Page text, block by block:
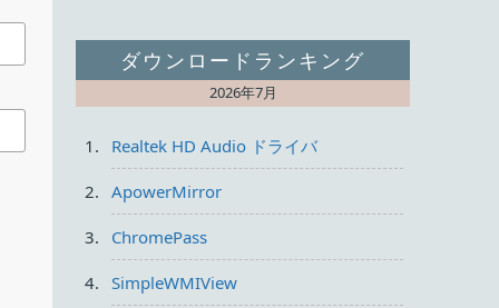
ダウンロードランキング
2026年7月
Realtek HD Audio ドライバ
ApowerMirror
ChromePass
SimpleWMIView